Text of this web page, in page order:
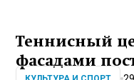
Теннисный
фасадами